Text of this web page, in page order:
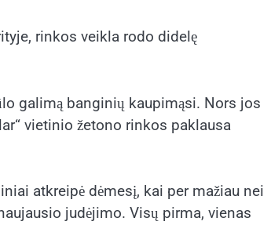
rinkos veikla rodo didelę
galimą banginių kaupimąsi. Nors jos
vietinio žetono rinkos paklausa
atkreipė dėmesį, kai per mažiau nei
judėjimo. Visų pirma, vienas